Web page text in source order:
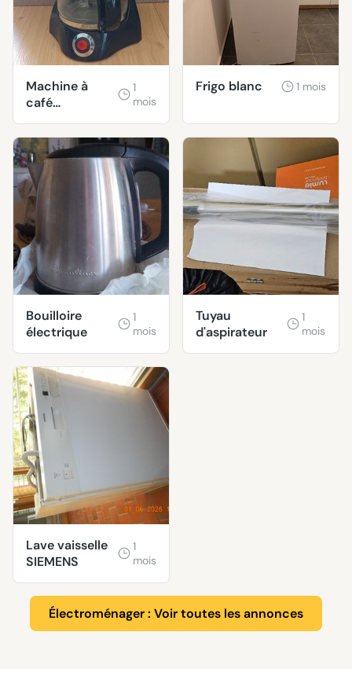
Machine à
café
défectueuse
(fendue)
1
mois
Frigo blanc 1 mois
Bouilloire
électrique
1
mois
Tuyau
d'aspirateur
1
mois
Lave vaisselle
SIEMENS
1
mois
Électroménager : Voir toutes les annonces